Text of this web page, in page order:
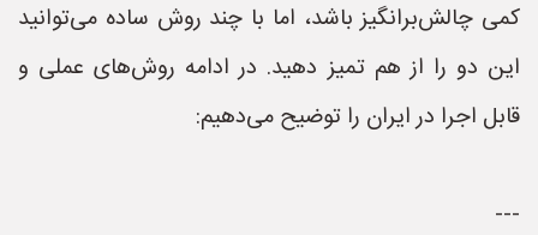
کمی چالش‌برانگیز باشد، اما با چند روش ساده می‌توانید
این دو را از هم تمیز دهید. در ادامه روش‌های عملی و
قابل اجرا در ایران را توضیح می‌دهیم:
---